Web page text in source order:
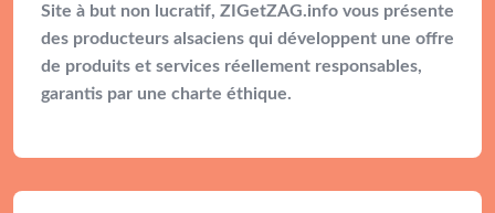
Site à but non lucratif, ZIGetZAG.info vous présente
des producteurs alsaciens qui développent une offre
de produits et services réellement responsables,
garantis par une charte éthique.